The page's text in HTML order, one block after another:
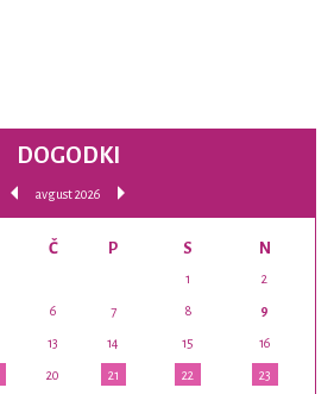
DOGODKI
avgust 2026
Č P S N
1 2
6 7 8 9
13 14 15 16
20 21 22 23